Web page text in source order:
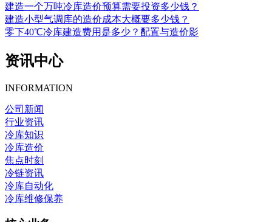
建造一个万吨冷库造价预算需要投资多少钱？
建造小型气调库的造价成本大概要多少钱？
零下40℃冷库建造费用是多少？配置与造价影
资讯中心
INFORMATION
公司新闻
行业资讯
冷库知识
冷库造价
焦点时刻
冷链资讯
冷库自动化
冷库维修保养